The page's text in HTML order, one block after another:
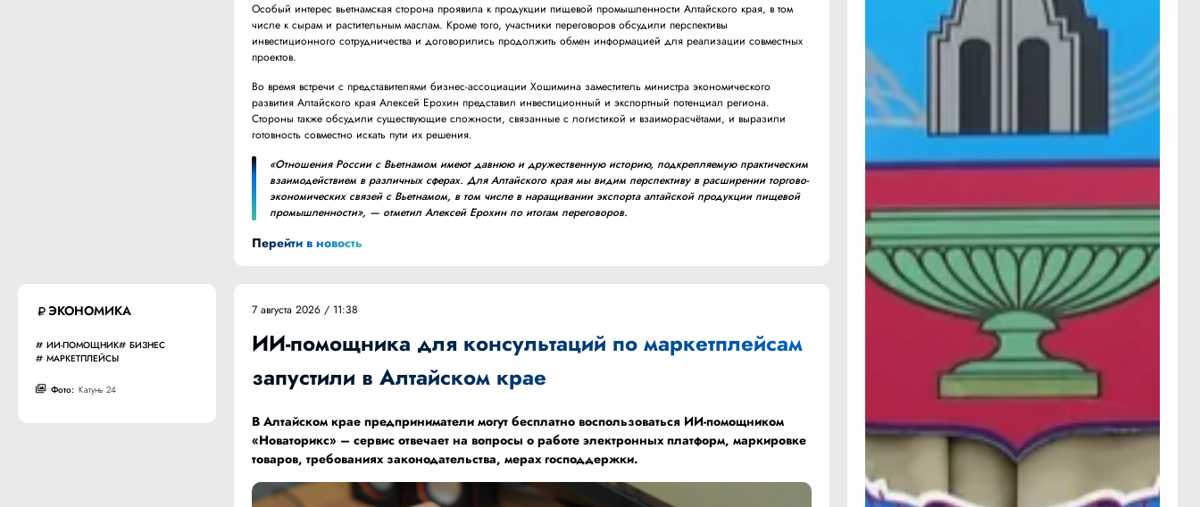
Особый интерес вьетнамская сторона проявила к продукции пищевой промышленности Алтайского края, в том
числе к сырам и растительным маслам. Кроме того, участники переговоров обсудили перспективы
инвестиционного сотрудничества и договорились продолжить обмен информацией для реализации совместных
проектов.
Во время встречи с представителями бизнес-ассоциации Хошимина заместитель министра экономического
развития Алтайского края Алексей Ерохин представил инвестиционный и экспортный потенциал региона.
Стороны также обсудили существующие сложности, связанные с логистикой и взаиморасчётами, и выразили
готовность совместно искать пути их решения.
«Отношения России с Вьетнамом имеют давнюю и дружественную историю, подкрепляемую практическим
взаимодействием в различных сферах. Для Алтайского края мы видим перспективу в расширении торгово-
экономических связей с Вьетнамом, в том числе в наращивании экспорта алтайской продукции пищевой
промышленности», — отметил Алексей Ерохин по итогам переговоров.
Перейти в новость
ЭКОНОМИКА
ИИ-ПОМОЩНИК
БИЗНЕС
МАРКЕТПЛЕЙСЫ
Фото: Катунь 24
7 августа 2026 / 11:38
ИИ-помощника для консультаций по маркетплейсам
запустили в Алтайском крае
В Алтайском крае предприниматели могут бесплатно воспользоваться ИИ-помощником
«Новаторикс» – сервис отвечает на вопросы о работе электронных платформ, маркировке
товаров, требованиях законодательства, мерах господдержки.